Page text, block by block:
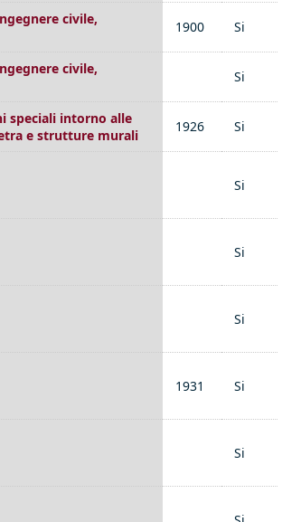
civile,
1900 Si
civile,
Si
speciali intorno alle
e strutture murali
1926 Si
Si
Si
Si
1931 Si
Si